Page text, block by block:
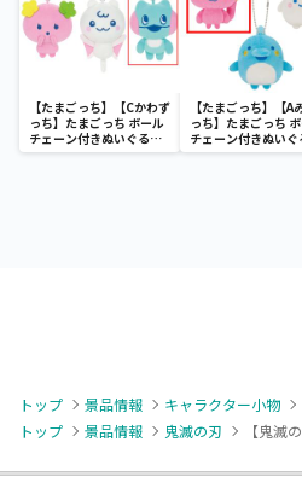
【たまごっち】【Cかわず
っち】たまごっち ボール
チェーン付きぬいぐるみ
～Tamagotchi
【たまごっち】【A
っち】たまごっち
チェーン付きぬいぐ
～Tamagotchi
トップ 景品情報 キャラクター小物
トップ
景品情報 鬼滅の刃